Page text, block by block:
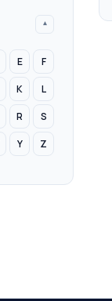
▾
E F
K L
R S
Y Z